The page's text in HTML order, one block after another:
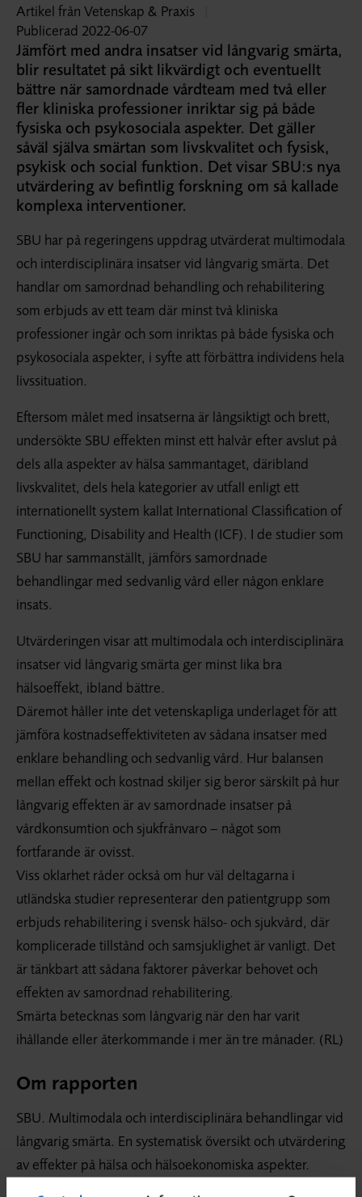
Artikel från Vetenskap & Praxis
Publicerad 2022-06-07
Jämfört med andra insatser vid långvarig smärta,
blir resultatet på sikt likvärdigt och eventuellt
bättre när samordnade vårdteam med två eller
fler kliniska professioner inriktar sig på både
fysiska och psykosociala aspekter. Det gäller
såväl själva smärtan som livskvalitet och fysisk,
psykisk och social funktion. Det visar SBU:s nya
utvärdering av befintlig forskning om så kallade
komplexa interventioner.
SBU har på regeringens uppdrag utvärderat multimodala
och interdisciplinära insatser vid långvarig smärta. Det
handlar om samordnad behandling och rehabilitering
som erbjuds av ett team där minst två kliniska
professioner ingår och som inriktas på både fysiska och
psykosociala aspekter, i syfte att förbättra individens hela
livssituation.
Eftersom målet med insatserna är långsiktigt och brett,
undersökte SBU effekten minst ett halvår efter avslut på
dels alla aspekter av hälsa sammantaget, däribland
livskvalitet, dels hela kategorier av utfall enligt ett
internationellt system kallat International Classification of
Functioning, Disability and Health (ICF). I de studier som
SBU har sammanställt, jämförs samordnade
behandlingar med sedvanlig vård eller någon enklare
insats.
Utvärderingen visar att multimodala och interdisciplinära
insatser vid långvarig smärta ger minst lika bra
hälsoeffekt, ibland bättre.
Däremot håller inte det vetenskapliga underlaget för att
jämföra kostnadseffektiviteten av sådana insatser med
enklare behandling och sedvanlig vård. Hur balansen
mellan effekt och kostnad skiljer sig beror särskilt på hur
långvarig effekten är av samordnade insatser på
vårdkonsumtion och sjukfrånvaro – något som
fortfarande är ovisst.
Viss oklarhet råder också om hur väl deltagarna i
utländska studier representerar den patientgrupp som
erbjuds rehabilitering i svensk hälso- och sjukvård, där
komplicerade tillstånd och samsjuklighet är vanligt. Det
är tänkbart att sådana faktorer påverkar behovet och
effekten av samordnad rehabilitering.
Smärta betecknas som långvarig när den har varit
ihållande eller återkommande i mer än tre månader. (RL)
Om rapporten
SBU. Multimodala och interdisciplinära behandlingar vid
långvarig smärta. En systematisk översikt och utvärdering
av effekter på hälsa och hälsoekonomiska aspekter.